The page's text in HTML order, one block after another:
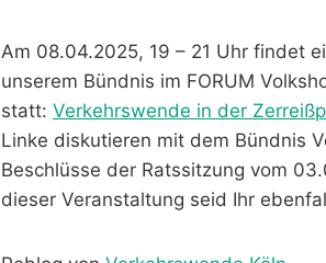
Am 08.04.2025, 19 – 21 Uhr findet
unserem Bündnis im FORUM
statt: Verkehrswende in der
Linke diskutieren mit dem Bündnis
Beschlüsse der Ratssitzung vom
dieser Veranstaltung seid Ihr